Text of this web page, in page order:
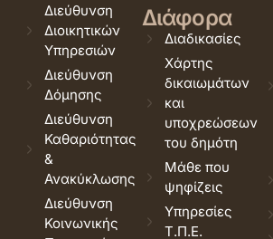
Διεύθυνση
Διοικητικών
Υπηρεσιών
Διεύθυνση
Δόμησης
Διεύθυνση
Καθαριότητας
&
Ανακύκλωσης
Διεύθυνση
Κοινωνικής
Διάφορα
Διαδικασίες
Χάρτης
δικαιωμάτων
και
υποχρεώσεων
του δημότη
Μάθε που
ψηφίζεις
Υπηρεσίες
Τ.Π.Ε.